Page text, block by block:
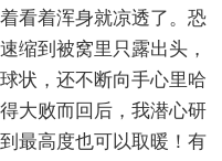
看着浑身就凉透了。恐
缩到被窝里只露出头，
状，还不断向手心里哈
大败而回后，我潜心研
最高度也可以取暖！有